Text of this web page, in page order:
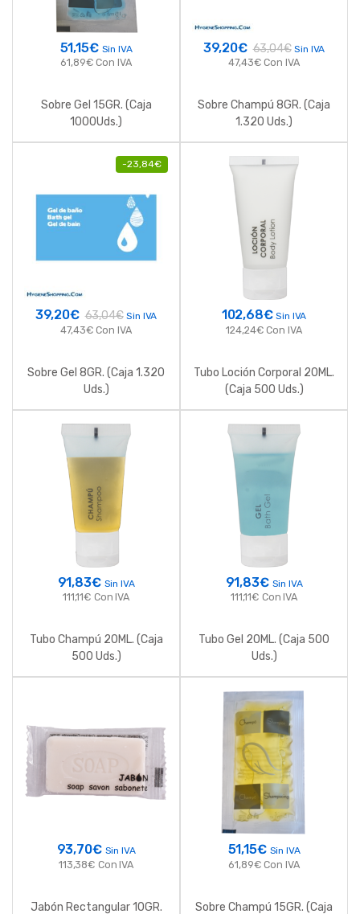
51,15€ Sin IVA
61,89€ Con IVA
Sobre Gel 15GR. (Caja
1000Uds.)
39,20€ 63,04€ Sin IVA
47,43€ Con IVA
Sobre Champú 8GR. (Caja
1.320 Uds.)
-23,84€
39,20€ 63,04€ Sin IVA
47,43€ Con IVA
Sobre Gel 8GR. (Caja 1.320
Uds.)
102,68€ Sin IVA
124,24€ Con IVA
Tubo Loción Corporal 20ML.
(Caja 500 Uds.)
91,83€ Sin IVA
111,11€ Con IVA
Tubo Champú 20ML. (Caja
500 Uds.)
91,83€ Sin IVA
111,11€ Con IVA
Tubo Gel 20ML. (Caja 500
Uds.)
93,70€ Sin IVA
113,38€ Con IVA
Jabón Rectangular 10GR.
51,15€ Sin IVA
61,89€ Con IVA
Sobre Champú 15GR. (Caja